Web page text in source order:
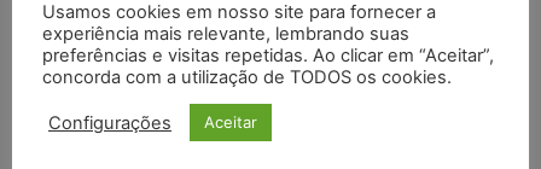
Posts Recentes
Usamos cookies em nosso site para fornecer a
experiência mais relevante, lembrando suas
preferências e visitas repetidas. Ao clicar em “Aceitar”,
concorda com a utilização de TODOS os cookies.
Configurações Aceitar